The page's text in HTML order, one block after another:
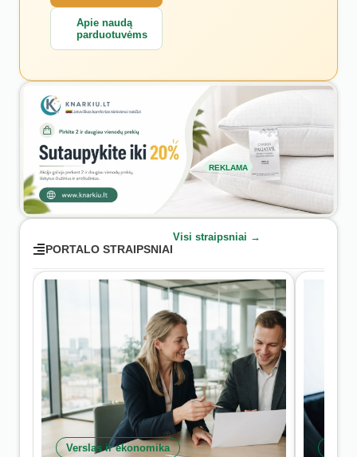
Apie naudą
parduotuvėms
REKLAMA
PORTALO STRAIPSNIAI
Visi straipsniai →
Verslas ir ekonomika